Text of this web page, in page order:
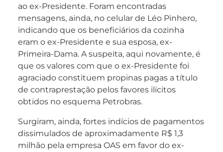
ao ex-Presidente. Foram encontradas
mensagens, ainda, no celular de Léo Pinhero,
indicando que os beneficiários da cozinha
eram o ex-Presidente e sua esposa, ex-
Primeira-Dama. A suspeita, aqui novamente, é
que os valores com que o ex-Presidente foi
agraciado constituem propinas pagas a título
de contraprestação pelos favores ilícitos
obtidos no esquema Petrobras.
Surgiram, ainda, fortes indícios de pagamentos
dissimulados de aproximadamente R$ 1,3
milhão pela empresa OAS em favor do ex-